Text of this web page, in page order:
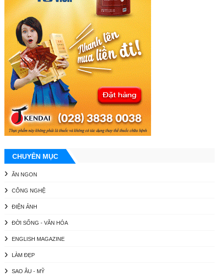
CHUYÊN MỤC
ĂN NGON
CÔNG NGHỆ
ĐIỆN ẢNH
ĐỜI SỐNG - VĂN HÓA
ENGLISH MAGAZINE
LÀM ĐẸP
SAO ÂU - MỸ